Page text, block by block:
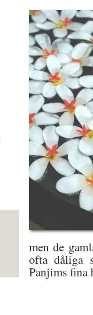
men de
ofta dåliga
Panjims fina